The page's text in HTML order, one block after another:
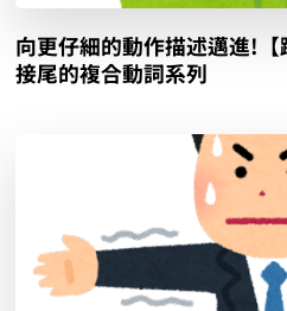
向更仔細的動作描述邁進!【
接尾的複合動詞系列